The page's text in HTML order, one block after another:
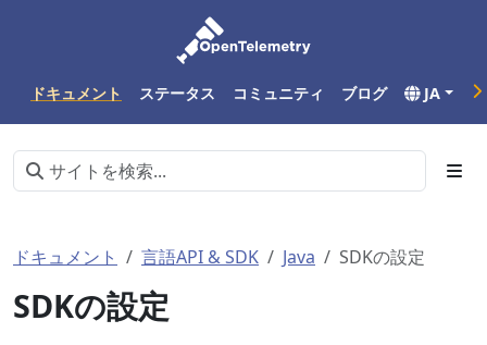
ドキュメント ステータス コミュニティ ブログ JA
ドキュメント 言語API & SDK Java SDKの設定
SDKの設定